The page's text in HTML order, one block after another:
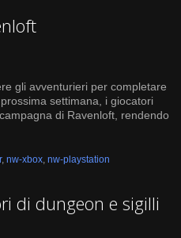
gli avventurieri per completare
settimana, i giocatori
di Ravenloft, rendendo
, nw-xbox, nw-playstation
di dungeon e sigilli